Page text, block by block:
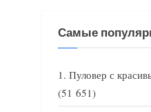
Самые
Пуловер с
(51 651)